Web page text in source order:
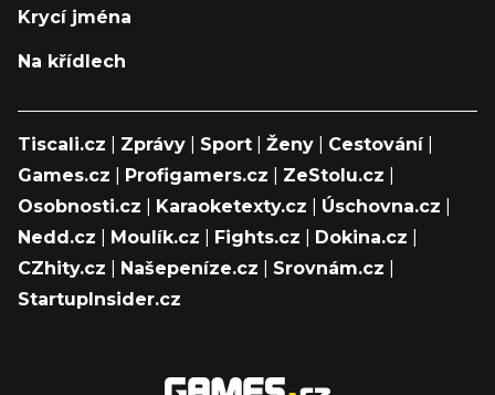
Krycí jména
Na křídlech
Tiscali.cz Zprávy Sport Ženy Cestování|
Games.cz
Profigamers.cz ZeStolu.cz
Osobnosti.cz
Karaoketexty.cz Úschovna.cz
Nedd.cz
Moulík.cz Fights.cz Dokina.cz
CZhity.cz
Našepeníze.cz Srovnám.cz
StartupInsider.cz